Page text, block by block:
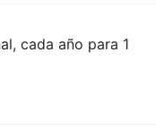
cada año para 1